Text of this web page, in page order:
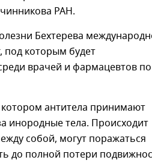
РАН.
Бехтерева
под которым будет
врачей и фармацевтов по
антитела принимают
инородные тела. Происходит
собой, могут поражаться
до полной потери